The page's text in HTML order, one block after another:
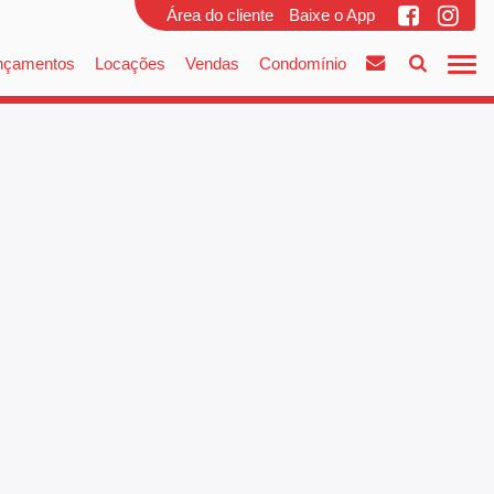
Área do cliente Baixe o App
Locações Vendas Condomínio